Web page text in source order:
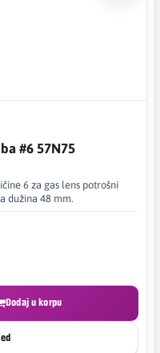
#6 57N75
6 za gas lens potrošni
dužina 48 mm.
Dodaj u korpu